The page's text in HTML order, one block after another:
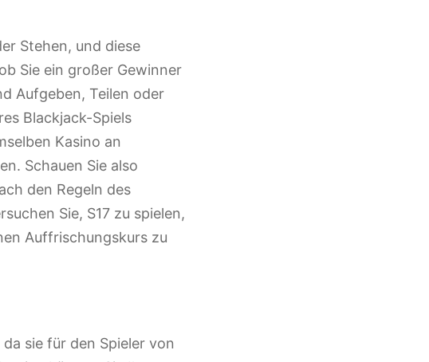
Stehen, und diese
Sie ein großer Gewinner
Aufgeben, Teilen oder
Blackjack-Spiels
Kasino an
Schauen Sie also
den Regeln des
Sie, S17 zu spielen,
Auffrischungskurs zu
sie für den Spieler von